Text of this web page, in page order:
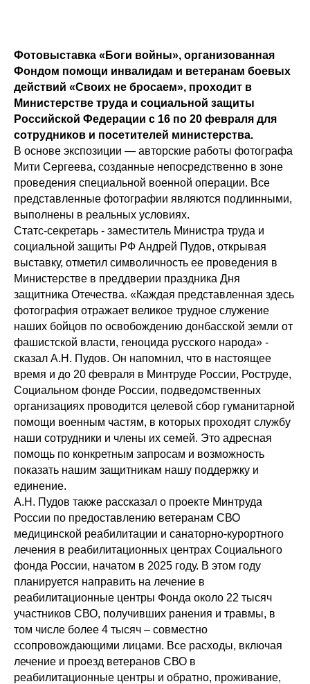
Фотовыставка «Боги войны», организованная
Фондом помощи инвалидам и ветеранам боевых
действий «Своих не бросаем», проходит в
Министерстве труда и социальной защиты
Российской Федерации с 16 по 20 февраля для
сотрудников и посетителей министерства.
В основе экспозиции — авторские работы фотографа
Мити Сергеева, созданные непосредственно в зоне
проведения специальной военной операции. Все
представленные фотографии являются подлинными,
выполнены в реальных условиях.
Статс-секретарь - заместитель Министра труда и
социальной защиты РФ Андрей Пудов, открывая
выставку, отметил символичность ее проведения в
Министерстве в преддверии праздника Дня
защитника Отечества. «Каждая представленная здесь
фотография отражает великое трудное служение
наших бойцов по освобождению донбасской земли от
фашистской власти, геноцида русского народа» -
сказал А.Н. Пудов. Он напомнил, что в настоящее
время и до 20 февраля в Минтруде России, Роструде,
Социальном фонде России, подведомственных
организациях проводится целевой сбор гуманитарной
помощи военным частям, в которых проходят службу
наши сотрудники и члены их семей. Это адресная
помощь по конкретным запросам и возможность
показать нашим защитникам нашу поддержку и
единение.
А.Н. Пудов также рассказал о проекте Минтруда
России по предоставлению ветеранам СВО
медицинской реабилитации и санаторно-курортного
лечения в реабилитационных центрах Социального
фонда России, начатом в 2025 году. В этом году
планируется направить на лечение в
реабилитационные центры Фонда около 22 тысяч
участников СВО, получивших ранения и травмы, в
том числе более 4 тысяч – совместно
ссопровождающими лицами. Все расходы, включая
лечение и проезд ветеранов СВО в
реабилитационные центры и обратно, проживание,